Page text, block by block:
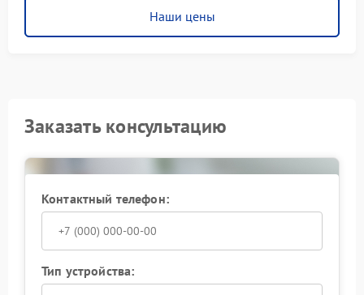
Наши цены
Заказать консультацию
Контактный телефон:
Тип устройства: